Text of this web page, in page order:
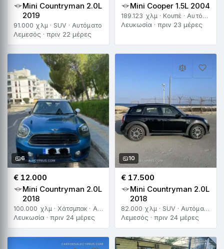
Mini Countryman 2.0L
2019
91.000 χλμ · SUV · Αυτόματο
Λεμεσός · πριν 22 μέρες
Mini Cooper 1.5L 2004
189.123 χλμ · Κουπέ · Αυτόματο
Λευκωσία · πριν 23 μέρες
6
€ 12.000
Mini Countryman 2.0L
2018
100.000 χλμ · Χάτσμπακ · Αυτόματο
Λευκωσία · πριν 24 μέρες
10
€ 17.500
Mini Countryman 2.0L
2018
82.000 χλμ · SUV · Αυτόματο
Λεμεσός · πριν 24 μέρες